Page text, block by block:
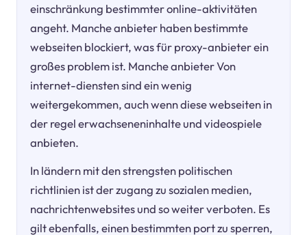
einschränkung bestimmter online-aktivitäten
angeht. Manche anbieter haben bestimmte
webseiten blockiert, was für proxy-anbieter ein
großes problem ist. Manche anbieter Von
internet-diensten sind ein wenig
weitergekommen, auch wenn diese webseiten in
der regel erwachseneninhalte und videospiele
anbieten.
In ländern mit den strengsten politischen
richtlinien ist der zugang zu sozialen medien,
nachrichtenwebsites und so weiter verboten. Es
gilt ebenfalls, einen bestimmten port zu sperren,